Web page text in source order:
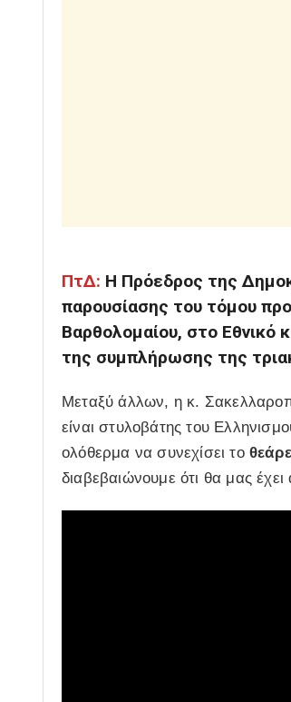
ΠτΔ: Η Πρόεδρος της
παρουσίασης του τόμου
Βαρθολομαίου, στο Εθνικό
της συμπλήρωσης της
Μεταξύ άλλων, η κ.
είναι στυλοβάτης του
ολόθερμα να συνεχίσει το
διαβεβαιώνουμε ότι θα μας